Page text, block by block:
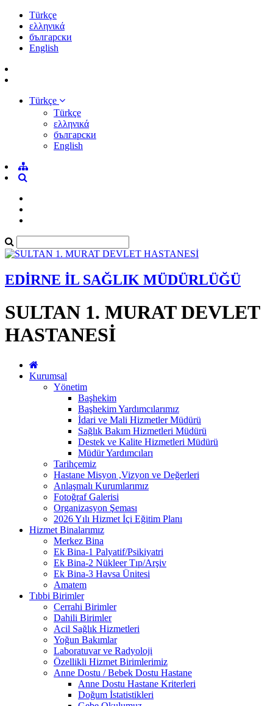
Türkçe
ελληνικά
български
English
Türkçe
Türkçe
ελληνικά
български
English
EDİRNE İL SAĞLIK MÜDÜRLÜĞÜ
SULTAN 1. MURAT DEVLET
HASTANESİ
Kurumsal
Yönetim
Başhekim
Başhekim Yardımcılarımız
İdari ve Mali Hizmetler Müdürü
Sağlık Bakım Hizmetleri Müdürü
Destek ve Kalite Hizmetleri Müdürü
Müdür Yardımcıları
Tarihçemiz
Hastane Misyon ,Vizyon ve Değerleri
Anlaşmalı Kurumlarımız
Fotoğraf Galerisi
Organizasyon Şeması
2026 Yılı Hizmet İçi Eğitim Planı
Hizmet Binalarımız
Merkez Bina
Ek Bina-1 Palyatif/Psikiyatri
Ek Bina-2 Nükleer Tıp/Arşiv
Ek Bina-3 Havsa Ünitesi
Amatem
Tıbbi Birimler
Cerrahi Birimler
Dahili Birimler
Acil Sağlık Hizmetleri
Yoğun Bakımlar
Laboratuvar ve Radyoloji
Özellikli Hizmet Birimlerimiz
Anne Dostu / Bebek Dostu Hastane
Anne Dostu Hastane Kriterleri
Doğum İstatistikleri